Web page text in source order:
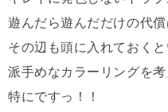
遊んだら遊んだだけの代
その辺も頭に入れておく
派手めなカラーリングを
特にですっ！！